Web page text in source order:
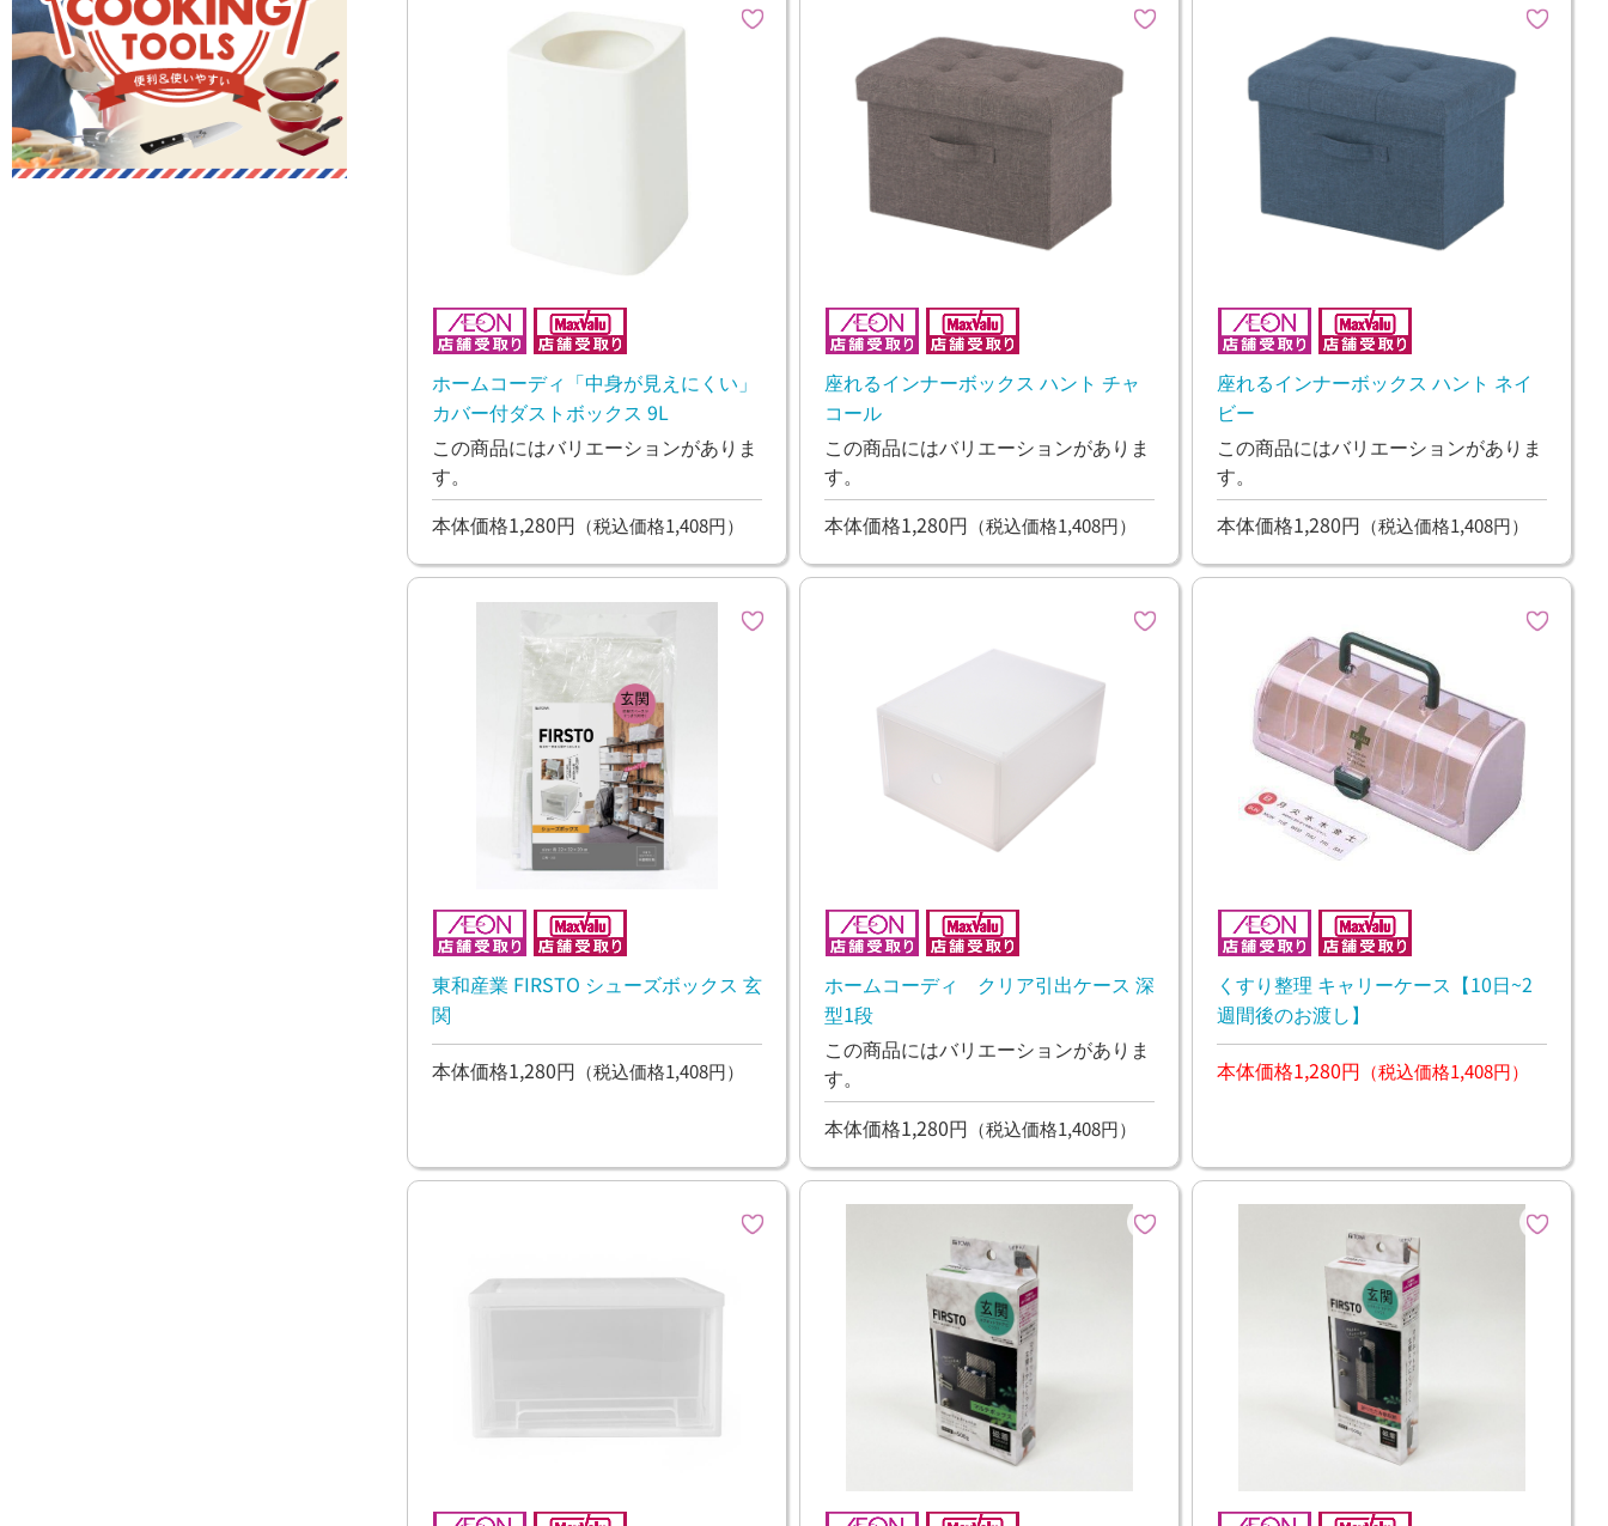
ホームコーディ「中身が見えにくい」
カバー付ダストボックス 9L
この商品にはバリエーションがありま
す。
本体価格1,280円 （税込価格1,408円）
座れるインナーボックス ハント チャ
コール
この商品にはバリエーションがありま
す。
本体価格1,280円 （税込価格1,408円）
座れるインナーボックス ハント ネイ
ビー
この商品にはバリエーションがありま
す。
本体価格1,280円 （税込価格1,408円）
東和産業 FIRSTO シューズボックス 玄
関
本体価格1,280円 （税込価格1,408円）
ホームコーディ クリア引出ケース 深
型1段
この商品にはバリエーションがありま
す。
本体価格1,280円 （税込価格1,408円）
くすり整理 キャリーケース【10日~2
週間後のお渡し】
本体価格1,280円 （税込価格1,408円）